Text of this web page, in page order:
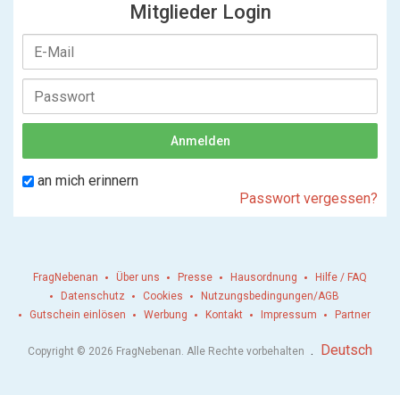
Mitglieder Login
an mich erinnern
Passwort vergessen?
FragNebenan Über uns Presse Hausordnung
Hilfe / FAQ
Datenschutz
Cookies
Nutzungsbedingungen/AGB
Gutschein einlösen
Werbung Kontakt Impressum Partner
Copyright © 2026 FragNebenan. Alle Rechte vorbehalten . Deutsch